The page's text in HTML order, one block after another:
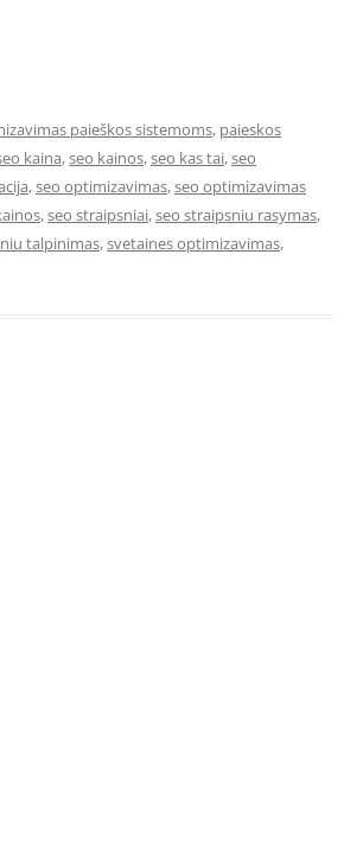
paieškos sistemoms, paieskos
kaina,seo kainos,seo kas tai,seo
,seo optimizavimas,seo optimizavimas
,seo straipsniai,seo straipsniu rasymas,
talpinimas,svetaines optimizavimas,